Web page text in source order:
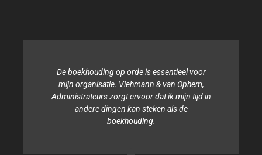
De boekhouding op orde is essentieel voor
mijn organisatie. Viehmann & van Ophem,
Administrateurs zorgt ervoor dat ik mijn tijd in
andere dingen kan steken als de
boekhouding.